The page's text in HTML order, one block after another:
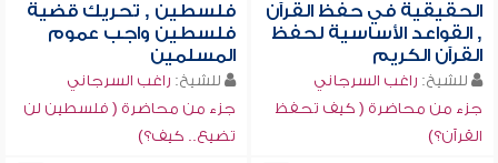
الحقيقية في حفظ القرآن
, القواعد الأساسية لحفظ
القرآن الكريم
للشيخ: راغب السرجاني
جزء من محاضرة ( كيف تحفظ
القرآن؟)
فلسطين , تحريك قضية
فلسطين واجب عموم
المسلمين
للشيخ: راغب السرجاني
جزء من محاضرة ( فلسطين لن
تضيع.. كيف؟)